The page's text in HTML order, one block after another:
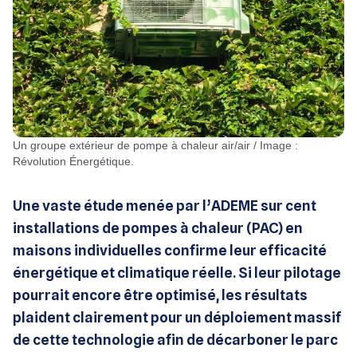
Un groupe extérieur de pompe à chaleur air/air / Image :
Révolution Énergétique.
Une vaste étude menée par l’ADEME sur cent
installations de pompes à chaleur (PAC) en
maisons individuelles confirme leur efficacité
énergétique et climatique réelle. Si leur pilotage
pourrait encore être optimisé, les résultats
plaident clairement pour un déploiement massif
de cette technologie afin de décarboner le parc